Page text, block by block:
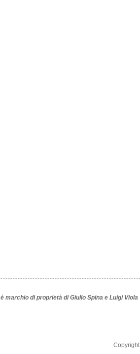
è marchio di proprietà di Giulio Spina e Luigi Viola